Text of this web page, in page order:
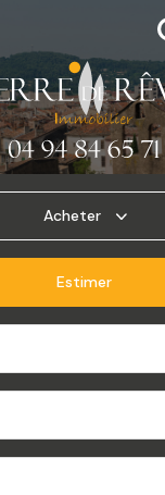
Acheter
Estimer